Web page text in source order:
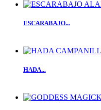
ESCARABAJO...
HADA...